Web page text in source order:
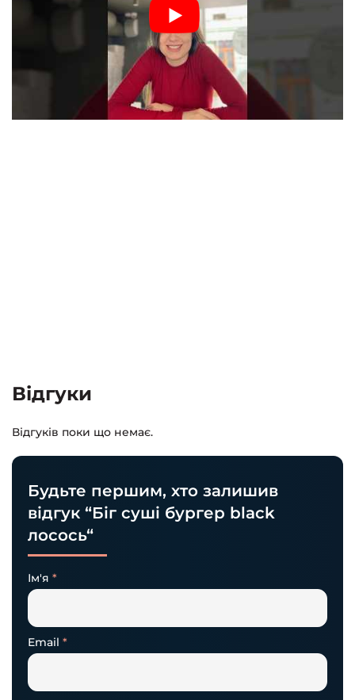
Відгуки
Відгуків поки що немає.
Будьте першим, хто залишив
відгук “Біг суші бургер black
лосось“
Ім'я *
Email *